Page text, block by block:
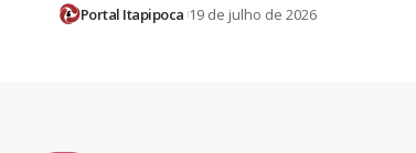
Portal Itapipoca 19 de julho de 2026